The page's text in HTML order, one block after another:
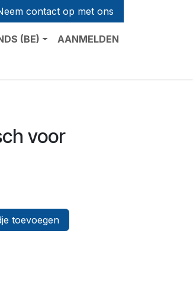
contact op met ons
(BE)
AANMELDEN
voor
toevoegen